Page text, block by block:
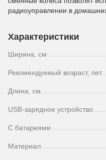
радиоуправлении в
Характеристики
Ширина, см
Рекомендуемый возраст, лет
Длина, см
USB-зарядное устройство
С батареями
Материал